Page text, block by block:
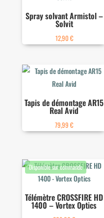
Spray solvant Armistol –
Solvit
12,90 €
Tapis de démontage AR15
Real Avid
79,99€
Télémètre CROSSFIRE HD
1400 – Vortex Optics